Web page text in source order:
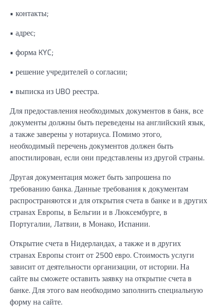
• контакты;
• адрес;
• форма KYC;
• решение учредителей о согласии;
• выписка из UBO реестра.
Для предоставления необходимых документов в банк, все
документы должны быть переведены на английский язык,
а также заверены у нотариуса. Помимо этого,
необходимый перечень документов должен быть
апостилирован, если они представлены из другой страны.
Другая документация может быть запрошена по
требованию банка. Данные требования к документам
распространяются и для открытия счета в банке и в других
странах Европы, в Бельгии и в Люксембурге, в
Португалии, Латвии, в Монако, Испании.
Открытие счета в Нидерландах, а также и в других
странах Европы стоит от 2500 евро. Стоимость услуги
зависит от деятельности организации, от истории. На
сайте вы сможете оставить заявку на открытие счета в
банке. Для этого вам необходимо заполнить специальную
форму на сайте.